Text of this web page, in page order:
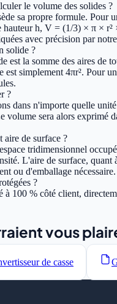
le volume des solides ?
sa propre formule.
hauteur h, V = (1/3) × π ×
avec précision par
solide ?
est la somme des aires de
est simplement 4πr². Pour
?
dans n'importe quelle
sera alors exprimé
aire de surface ?
tridimensionnel
L'aire de surface,
ou d'emballage nécessaire.
?
à 100 % côté client,
vous
de casse